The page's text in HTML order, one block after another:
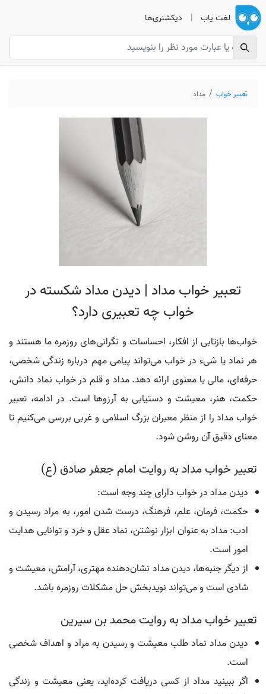
لغت یاب | دیکشنری‌ها
تعبیر خواب مداد
تعبیر خواب مداد | دیدن مداد شکسته در
خواب چه تعبیری دارد؟
خواب‌ها بازتابی از افکار، احساسات و نگرانی‌های روزمره ما هستند و
هر نماد یا شیء در خواب می‌تواند پیامی مهم درباره زندگی شخصی،
حرفه‌ای، مالی یا معنوی ارائه دهد. مداد و قلم در خواب نماد دانش،
حکمت، هنر، معیشت و دستیابی به آرزوها است. در ادامه، تعبیر
خواب مداد را از منظر معبران بزرگ اسلامی و غربی بررسی می‌کنیم تا
معنای دقیق آن روشن شود.
تعبیر خواب مداد به روایت امام جعفر صادق (ع)
دیدن مداد در خواب دارای چند وجه است:
حکمت، فرمان، علم، فرهنگ، درست شدن امور، به مراد رسیدن و
ادب: مداد به عنوان ابزار نوشتن، نماد عقل و خرد و توانایی هدایت
امور است.
از دیگر جنبه‌ها، دیدن مداد نشان‌دهنده مهتری، آرامش، معیشت و
شادی است و می‌تواند نویدبخش حل مشکلات روزمره باشد.
تعبیر خواب مداد به روایت محمد بن سیرین
دیدن مداد نماد طلب معیشت و رسیدن به مراد و اهداف شخصی
است.
اگر ببینید مداد از کسی دریافت کرده‌اید، یعنی معیشت و زندگی